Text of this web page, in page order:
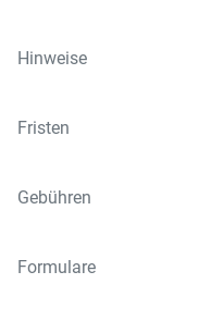
Hinweise
Fristen
Gebühren
Formulare